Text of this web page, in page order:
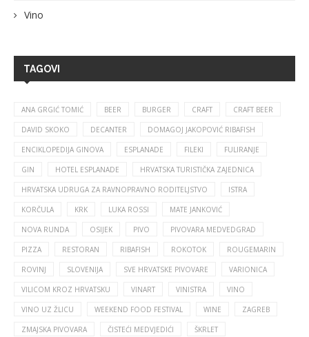
Vino
TAGOVI
ANA GRGIĆ TOMIĆ BEER BURGER CRAFT CRAFT BEER
DAVID SKOKO DECANTER DOMAGOJ JAKOPOVIĆ RIBAFISH
ENCIKLOPEDIJA GINOVA ESPLANADE FILEKI FULIRANJE
GIN HOTEL ESPLANADE HRVATSKA TURISTIČKA ZAJEDNICA
HRVATSKA UDRUGA ZA RAVNOPRAVNO RODITELJSTVO ISTRA
KORČULA KRK LUKA ROSSI MATE JANKOVIĆ
NOVA RUNDA OSIJEK PIVO PIVOVARA MEDVEDGRAD
PIZZA RESTORAN RIBAFISH ROKOTOK ROUGEMARIN
ROVINJ SLOVENIJA SVE HRVATSKE PIVOVARE VARIONICA
VILICOM KROZ HRVATSKU VINART VINISTRA VINO
VINO UZ ŽLICU WEEKEND FOOD FESTIVAL WINE ZAGREB
ZMAJSKA PIVOVARA ČISTEĆI MEDVJEDIĆI ŠKRLET